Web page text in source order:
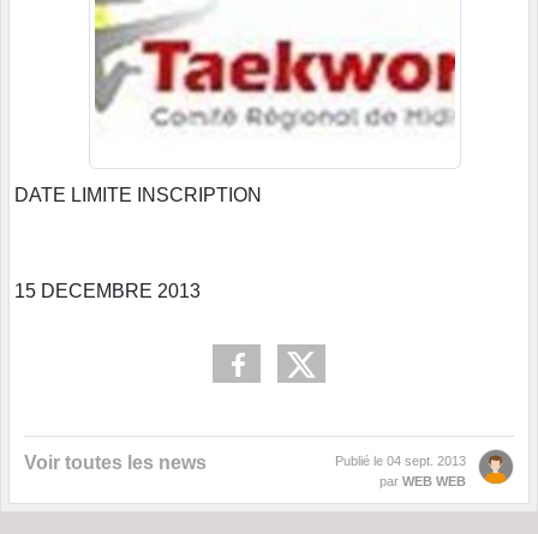
DATE LIMITE INSCRIPTION
15 DECEMBRE 2013
Voir toutes les news Publié le 04 sept. 2013
par WEB WEB